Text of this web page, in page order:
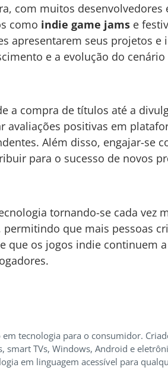
com muitos desenvolvedores
como indie game jams e
apresentarem seus projetos
e a evolução do
a compra de títulos até a
avaliações positivas em
Além disso, engajar-se
para o sucesso de novos
tornando-se cada vez
permitindo que mais pessoas
os jogos indie continuem
em tecnologia para o consumidor.
smart TVs, Windows, Android e
em linguagem acessível para